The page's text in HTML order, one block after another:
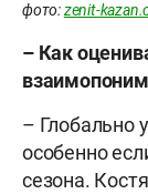
фото:zenit-
– Как
– Глобально
особенно
сезона.